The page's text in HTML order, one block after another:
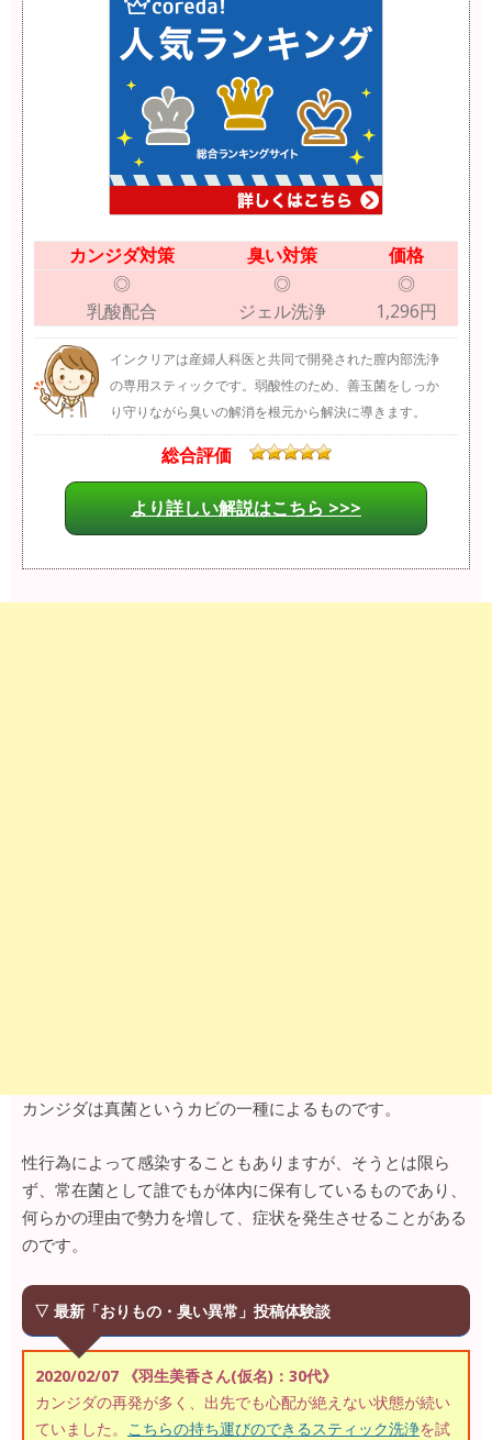
カンジダ対策 臭い対策
価格
◎
乳酸配合
◎
ジェル洗浄
◎
1,296円
インクリアは産婦人科医と共同で開発された膣内部洗浄
の専用スティックです。弱酸性のため、善玉菌をしっか
り守りながら臭いの解消を根元から解決に導きます。
総合評価
より詳しい解説はこちら >>>
カンジダは真菌というカビの一種によるものです。
性行為によって感染することもありますが、そうとは限ら
ず、常在菌として誰でもが体内に保有しているものであり、
何らかの理由で勢力を増して、症状を発生させることがある
のです。
▽ 最新「おりもの・臭い異常」投稿体験談
2020/02/07 《羽生美香さん(仮名)：30代》
カンジダの再発が多く、出先でも心配が絶えない状態が続い
ていました。 こちらの持ち運びのできるスティック洗浄を試